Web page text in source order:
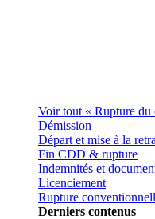
Voir tout « Rupture du
Démission
Départ et mise à la
Fin CDD & rupture
Indemnités et
Licenciement
Rupture
Derniers contenus